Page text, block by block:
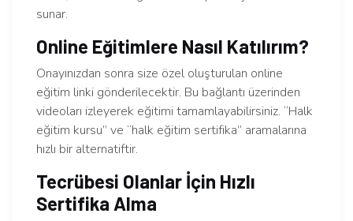
sunar.
Online Eğitimlere Nasıl Katılırım?
Onayınızdan sonra size özel oluşturulan online
eğitim linki gönderilecektir. Bu bağlantı üzerinden
videoları izleyerek eğitimi tamamlayabilirsiniz. “Halk
eğitim kursu” ve “halk eğitim sertifika” aramalarına
hızlı bir alternatiftir.
Tecrübesi Olanlar İçin Hızlı
Sertifika Alma